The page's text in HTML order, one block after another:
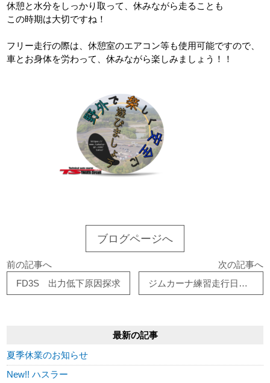
休憩と水分をしっかり取って、休みながら走ることも
この時期は大切ですね！
フリー走行の際は、休憩室のエアコン等も使用可能ですので、
車とお身体を労わって、休みながら楽しみましょう！！
ブログページへ
前の記事へ
FD3S 出力低下原因探求
次の記事へ
ジムカーナ練習走行日について
最新の記事
夏季休業のお知らせ
New!! ハスラー